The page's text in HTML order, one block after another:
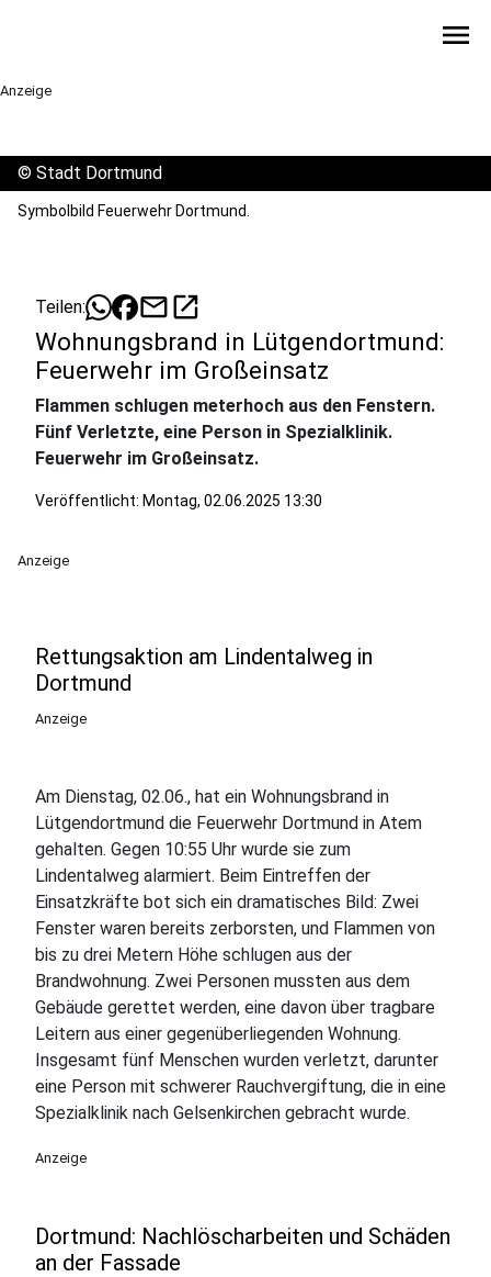
menu
Anzeige
© Stadt Dortmund
Symbolbild Feuerwehr Dortmund.
Teilen: mailopen_in_new
Wohnungsbrand in Lütgendortmund:
Feuerwehr im Großeinsatz
Flammen schlugen meterhoch aus den Fenstern.
Fünf Verletzte, eine Person in Spezialklinik.
Feuerwehr im Großeinsatz.
Veröffentlicht: Montag, 02.06.2025 13:30
Anzeige
Rettungsaktion am Lindentalweg in
Dortmund
Anzeige
Am Dienstag, 02.06., hat ein Wohnungsbrand in
Lütgendortmund die Feuerwehr Dortmund in Atem
gehalten. Gegen 10:55 Uhr wurde sie zum
Lindentalweg alarmiert. Beim Eintreffen der
Einsatzkräfte bot sich ein dramatisches Bild: Zwei
Fenster waren bereits zerborsten, und Flammen von
bis zu drei Metern Höhe schlugen aus der
Brandwohnung. Zwei Personen mussten aus dem
Gebäude gerettet werden, eine davon über tragbare
Leitern aus einer gegenüberliegenden Wohnung.
Insgesamt fünf Menschen wurden verletzt, darunter
eine Person mit schwerer Rauchvergiftung, die in eine
Spezialklinik nach Gelsenkirchen gebracht wurde.
Anzeige
Dortmund: Nachlöscharbeiten und Schäden
an der Fassade